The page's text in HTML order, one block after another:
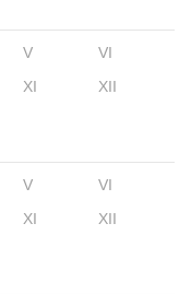
V
VI
XI XII
V
VI
XI XII